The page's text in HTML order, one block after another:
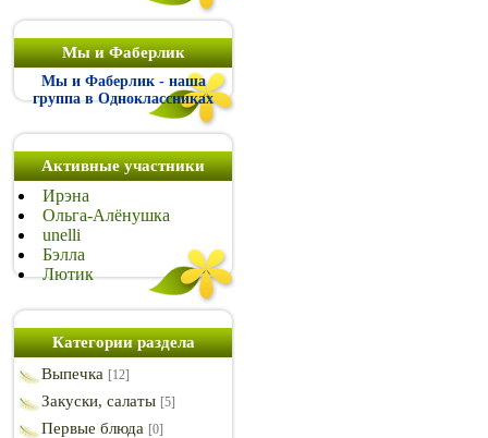
Мы и Фаберлик
Мы и Фаберлик - наша
группа в Одноклассниках
Активные участники
Ирэна
Ольга-Алёнушка
unelli
Бэлла
Лютик
Категории раздела
Выпечка [12]
Закуски, салаты [5]
Первые блюда [0]